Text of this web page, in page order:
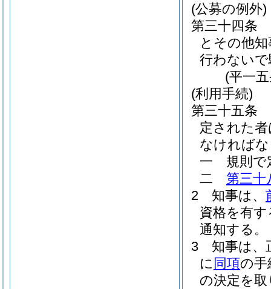
(公募の例外)
第三十四条
とその他
行わない
(平一
(利用手続)
第三十五条
定された
なければ
一
規則で
二
第三十
2
知事は、
資格を有
通知する。
3
知事は、
に 同項の手
の決定を